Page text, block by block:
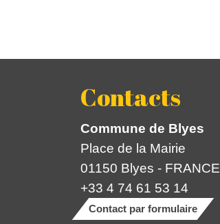
Contacts
Commune de Blyes
Place de la Mairie
01150 Blyes - FRANCE
+33 4 74 61 53 14
Contact par formulaire